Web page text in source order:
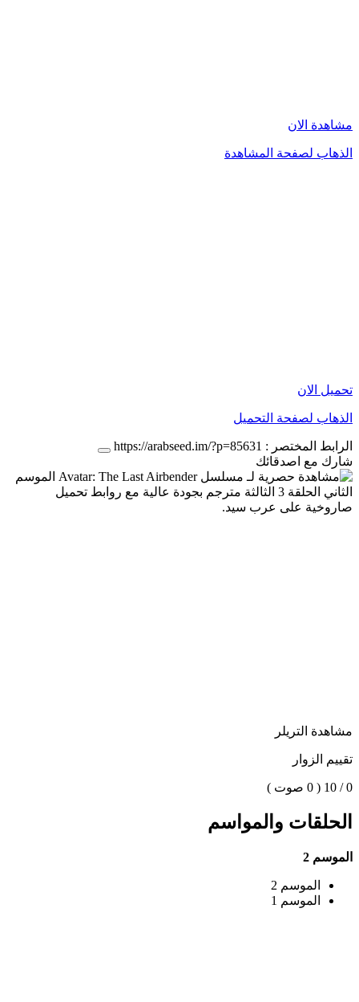
مشاهدة الان
الذهاب لصفحة المشاهدة
تحميل الان
الذهاب لصفحة التحميل
الرابط المختصر : https://arabseed.im/?p=85631
شارك مع اصدقائك
مشاهدة التريلر
تقييم الزوار
0 / 10 ( 0 صوت )
الحلقات والمواسم
الموسم 2
الموسم 2
الموسم 1